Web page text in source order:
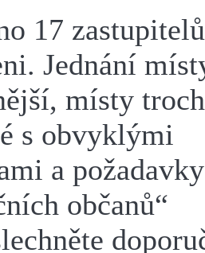
17
Jednání
místy
s obvyklými
a požadavky
občanů“